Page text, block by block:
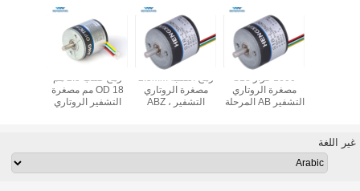
OD 18 مم مصغرة
التشفير الروتاري
مصغرة الروتاري
التشفير ، ABZ
مصغرة الروتاري
التشفير AB المرحلة
غير اللغة